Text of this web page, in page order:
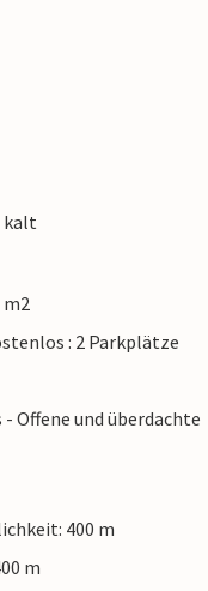
kalt
: 2 Parkplätze
Offene und überdachte
400 m
m